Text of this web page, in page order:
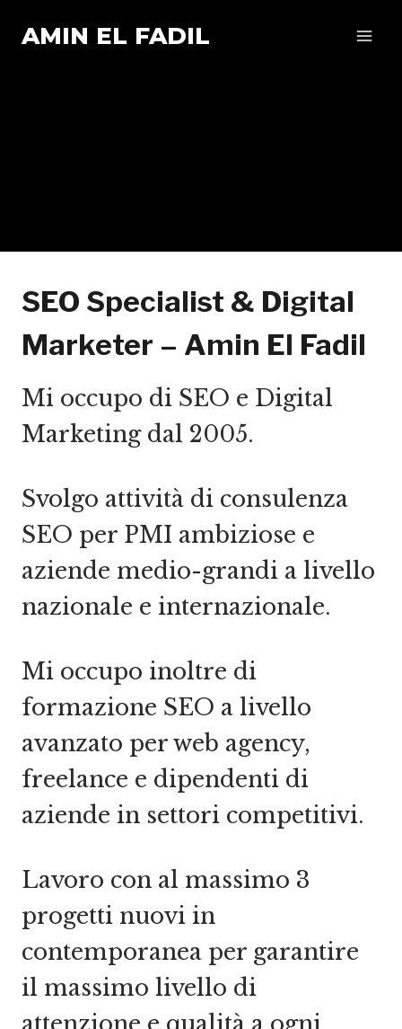
AMIN EL FADIL
SEO Specialist & Digital
Marketer – Amin El Fadil
Mi occupo di SEO e Digital
Marketing dal 2005.
Svolgo attività di consulenza
SEO per PMI ambiziose e
aziende medio-grandi a livello
nazionale e internazionale.
Mi occupo inoltre di
formazione SEO a livello
avanzato per web agency,
freelance e dipendenti di
aziende in settori competitivi.
Lavoro con al massimo 3
progetti nuovi in
contemporanea per garantire
il massimo livello di